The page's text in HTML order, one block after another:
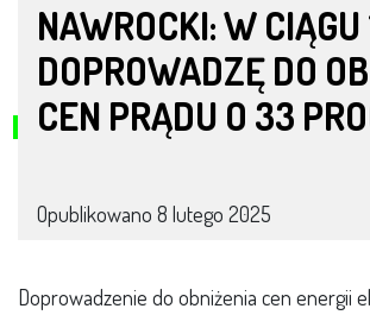
NAWROCKI: W
DOPROWADZĘ DO
CEN PRĄDU O 33
Opublikowano 8 lutego 2025
Doprowadzenie do obniżenia cen energii